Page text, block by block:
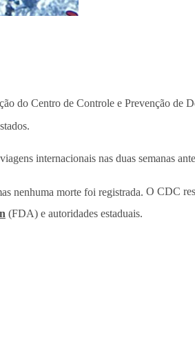
do Centro de Controle e Prevenção de
internacionais nas duas semanas
nenhuma morte foi registrada. O CDC
(FDA) e autoridades estaduais.